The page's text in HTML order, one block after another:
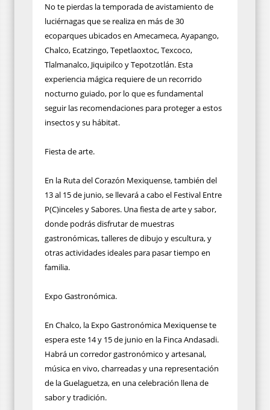
No te pierdas la temporada de avistamiento de
luciérnagas que se realiza en más de 30
ecoparques ubicados en Amecameca, Ayapango,
Chalco, Ecatzingo, Tepetlaoxtoc, Texcoco,
Tlalmanalco, Jiquipilco y Tepotzotlán. Esta
experiencia mágica requiere de un recorrido
nocturno guiado, por lo que es fundamental
seguir las recomendaciones para proteger a estos
insectos y su hábitat.
Fiesta de arte.
En la Ruta del Corazón Mexiquense, también del
13 al 15 de junio, se llevará a cabo el Festival Entre
P(C)inceles y Sabores. Una fiesta de arte y sabor,
donde podrás disfrutar de muestras
gastronómicas, talleres de dibujo y escultura, y
otras actividades ideales para pasar tiempo en
familia.
Expo Gastronómica.
En Chalco, la Expo Gastronómica Mexiquense te
espera este 14 y 15 de junio en la Finca Andasadi.
Habrá un corredor gastronómico y artesanal,
música en vivo, charreadas y una representación
de la Guelaguetza, en una celebración llena de
sabor y tradición.